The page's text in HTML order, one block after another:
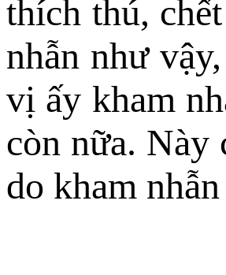
thích thú,
nhẫn như
vị ấy kham
còn nữa. Này
do kham